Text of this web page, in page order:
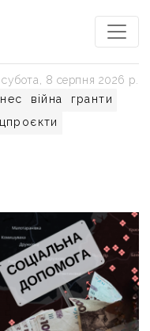
війна
гранти
субота, 8 серпня 2026 р.